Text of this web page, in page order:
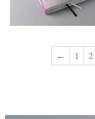
← 1 2